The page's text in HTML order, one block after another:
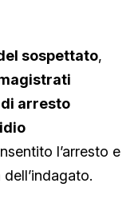
sospettato,
arresto
l’arresto e